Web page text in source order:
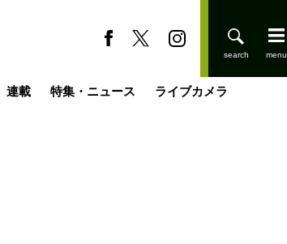
連載 特集・ニュース ライブカメラ